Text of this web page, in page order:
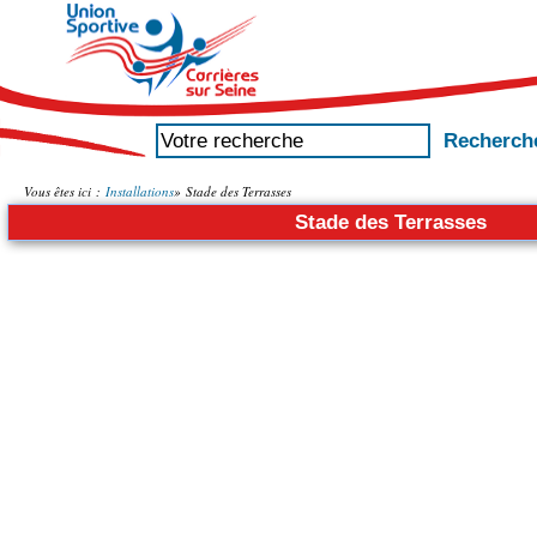
Vous êtes ici : Installations» Stade des Terrasses
Stade des Terrasses